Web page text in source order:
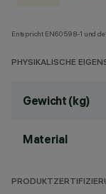
Entspricht EN60598-1 und
PHYSIKALISCHE
Gewicht (kg)
Material